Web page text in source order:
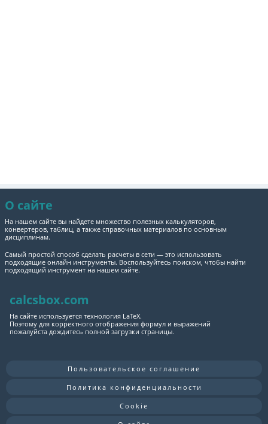
О сайте
На нашем сайте вы найдете множество полезных калькуляторов,
конвертеров, таблиц, а также справочных материалов по основным
дисциплинам.
Самый простой способ сделать расчеты в сети — это использовать
подходящие онлайн инструменты. Воспользуйтесь поиском, чтобы найти
подходящий инструмент на нашем сайте.
calcsbox.com
На сайте используется технология LaTeX.
Поэтому для корректного отображения формул и выражений
пожалуйста дождитесь полной загрузки страницы.
Пользовательское соглашение
Политика конфиденциальности
Cookie